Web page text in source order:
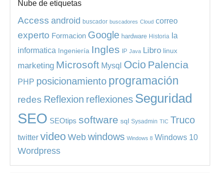
Nube de etiquetas
Access android buscador buscadores Cloud correo
experto Formacion Google hardware Historia Ia
informatica Ingeniería Ingles IP Java Libro linux
marketing Microsoft Mysql Ocio Palencia
PHP posicionamiento programación
redes Reflexion reflexiones Seguridad
SEO SEOtips software sql Sysadmin TIC Truco
twitter video Web windows Windows 8 Windows 10
Wordpress